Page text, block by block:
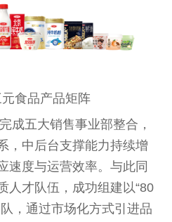
元食品产品矩阵
成五大销售事业部整合，
，中后台支撑能力持续增
速度与运营效率。与此同
人才队伍，成功组建以“80
，通过市场化方式引进品